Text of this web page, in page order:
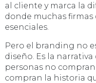
al cliente y marca la
donde muchas
esenciales.
Pero el branding no
diseño. Es la
personas no
compran la historia